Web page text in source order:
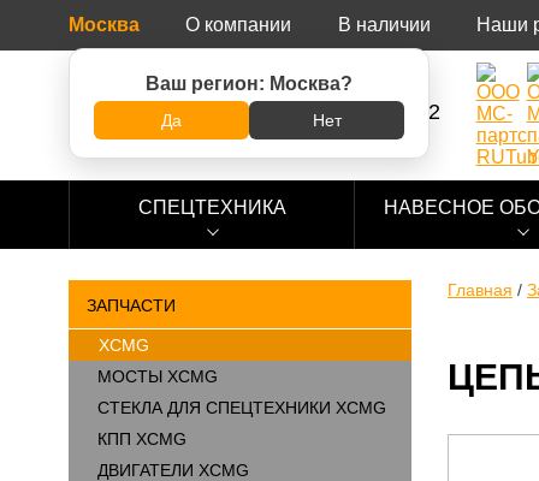
Москва
Ваш регион: Москва?
Да Нет
О компании В наличии Наши
8 (800) 500-73-92
СПЕЦТЕХНИКА НАВЕСНОЕ
ЗАПЧАСТИ
XCMG
МОСТЫ XCMG
СТЕКЛА ДЛЯ СПЕЦТЕХНИКИ XCMG
КПП XCMG
ДВИГАТЕЛИ XCMG
Главная /